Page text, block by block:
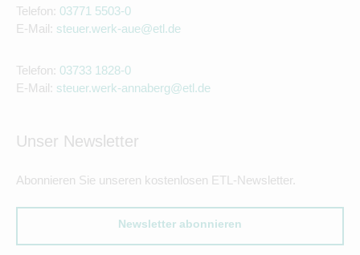
Telefon: 03771 5503-0
E-Mail: steuer.werk-aue@etl.de
Telefon: 03733 1828-0
E-Mail: steuer.werk-annaberg@etl.de
Unser Newsletter
Abonnieren Sie unseren kostenlosen ETL-Newsletter.
Newsletter abonnieren